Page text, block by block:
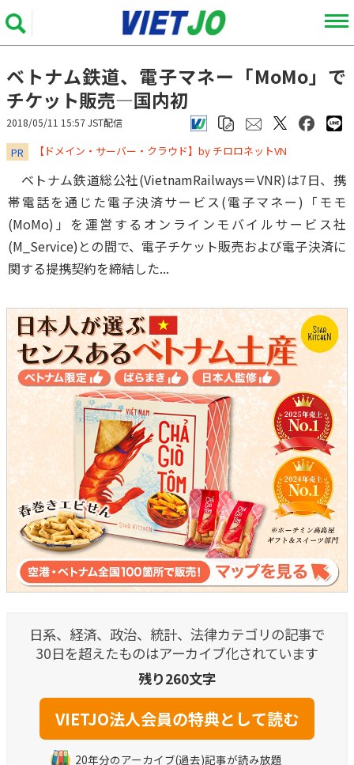
ベトナム鉄道、電子マネー「MoMo」で
チケット販売―国内初
2018/05/11 15:57 JST配信
PR ​​​​​​​【ドメイン・サーバー・クラウド】by チロロネットVN
ベトナム鉄道総公社(VietnamRailways＝VNR)は7日、携
帯電話を通じた電子決済サービス(電子マネー)「モモ
(MoMo)」を運営するオンラインモバイルサービス社
(M_Service)との間で、電子チケット販売および電子決済に
関する提携契約を締結した...
日系、経済、政治、統計、法律カテゴリの記事で
30日を超えたものはアーカイブ化されています
残り260文字
20年分のアーカイブ(過去)記事が読み放題